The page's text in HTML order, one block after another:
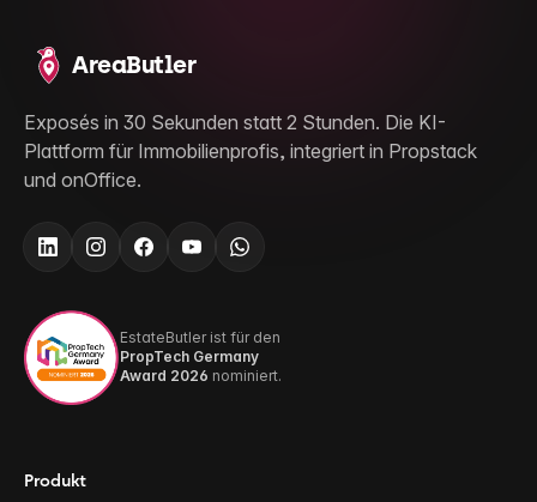
AreaButler
Exposés in 30 Sekunden statt 2 Stunden. Die KI-
Plattform für Immobilienprofis, integriert in Propstack
und onOffice.
EstateButler ist für den
PropTech Germany
Award 2026 nominiert.
Produkt